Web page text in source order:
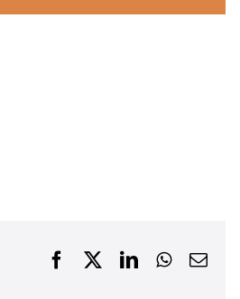
com recursos do BNDES, Fungetur,
FacebookLinkedInWhatsApp
E-